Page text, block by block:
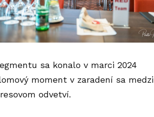
sa konalo v marci 2024
moment v zaradení sa medzi
odvetví.